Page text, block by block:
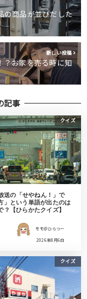
の商品が並びだした
新しい投稿
？お家を売る時に知
記事
クイズ
送の「せやねん！」で
」という単語が出たのは
？【ひらかたクイズ】
モモ＠ひらつー
2026年8月6日
クイズ